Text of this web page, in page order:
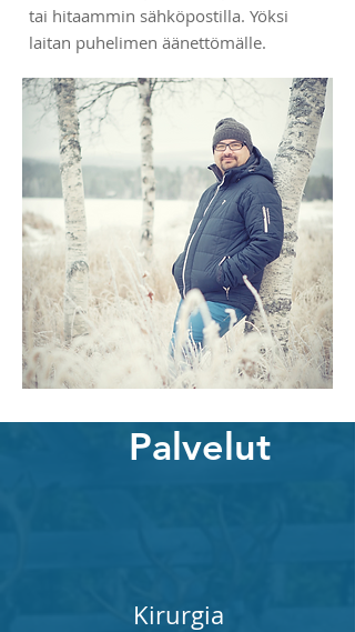
tai hitaammin sähköpostilla. Yöksi
laitan puhelimen äänettömälle.
Palvelut
Kirurgia